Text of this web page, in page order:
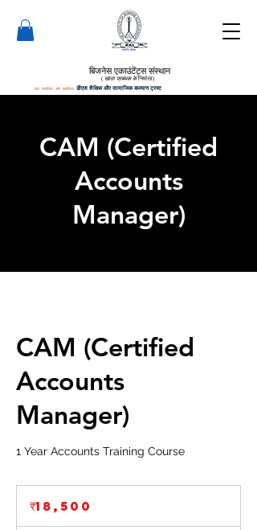
( खाता प्रबंधक केनिर्माता)
बिजनेस एकाउंटेंट्स संस्थान
द्वारा संचालित और प्रबंधित: डीएस शैक्षिक और सामाजिक कल्याण ट्रस्ट
CAM (Certified
Accounts
Manager)
CAM (Certified
Accounts
Manager)
1 Year Accounts Training Course
₹18,500